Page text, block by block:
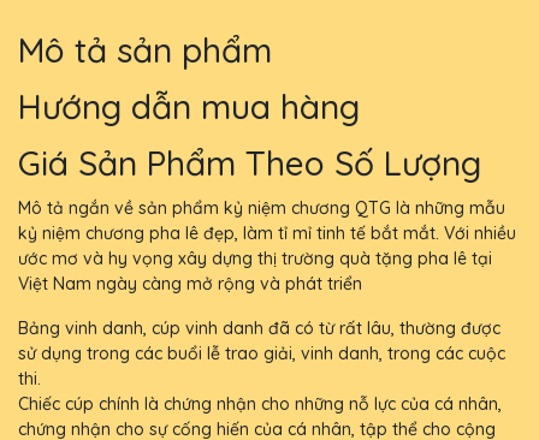
Mô tả sản phẩm
Hướng dẫn mua hàng
Giá Sản Phẩm Theo Số Lượng
Mô tả ngắn về sản phẩm kỷ niệm chương QTG là những mẫu
kỷ niệm chương pha lê đẹp, làm tỉ mỉ tinh tế bắt mắt. Với nhiều
ước mơ và hy vọng xây dựng thị trường quà tặng pha lê tại
Việt Nam ngày càng mở rộng và phát triển
Bảng vinh danh, cúp vinh danh đã có từ rất lâu, thường được
sử dụng trong các buổi lễ trao giải, vinh danh, trong các cuộc
thi.
Chiếc cúp chính là chứng nhận cho những nỗ lực của cá nhân,
chứng nhận cho sự cống hiến của cá nhân, tập thể cho cộng